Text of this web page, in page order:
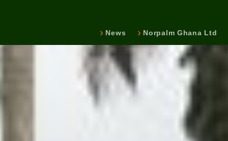
News Norpalm Ghana Ltd